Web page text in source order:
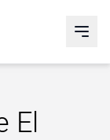
El